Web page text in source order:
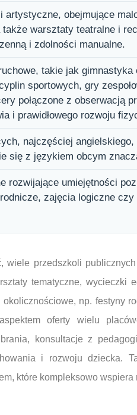
artystyczne, obejmujące
warsztaty teatralne i
i zdolności manualne.
takie jak gimnastyka
sportowych, gry
połączone z obserwacją
i prawidłowego rozwoju
najczęściej
się z językiem obcym
rozwijające umiejętności
zajęcia logiczne czy
wiele przedszkoli
tematyczne, wycieczki
okolicznościowe, np. festyny
aspektem oferty wielu
konsultacje z
i rozwoju dziecka.
które kompleksowo